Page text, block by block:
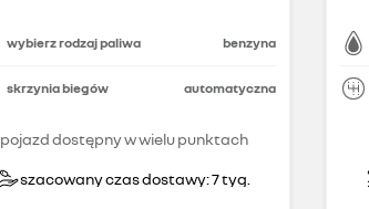
wybierz rodzaj paliwa benzyna
skrzynia biegów automatyczna
pojazd dostępny w wielu punktach
szacowany czas dostawy: 7 tyg.